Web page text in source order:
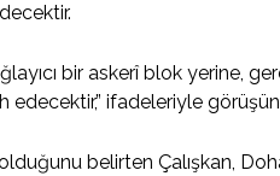
bir askerî blok yerine,
ifadeleriyle
belirten Çalışkan,